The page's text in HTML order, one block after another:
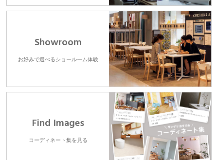
Showroom
お好みで選べるショールーム体験
Find Images
コーディネート集を見る